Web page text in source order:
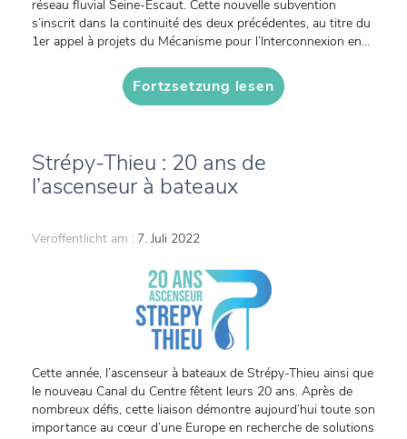
réseau fluvial Seine-Escaut. Cette nouvelle subvention
s’inscrit dans la continuité des deux précédentes, au titre du
1er appel à projets du Mécanisme pour l’Interconnexion en...
Fortzsetzung lesen
Strépy-Thieu : 20 ans de
l’ascenseur à bateaux
Veröffentlicht am : 7. Juli 2022
Cette année, l’ascenseur à bateaux de Strépy-Thieu ainsi que
le nouveau Canal du Centre fêtent leurs 20 ans. Après de
nombreux défis, cette liaison démontre aujourd’hui toute son
importance au cœur d’une Europe en recherche de solutions